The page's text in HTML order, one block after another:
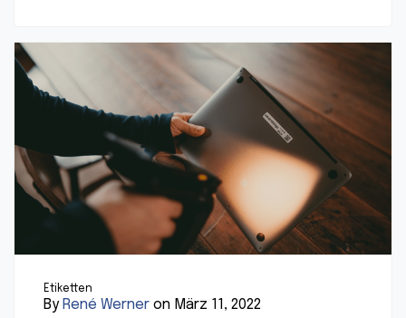
Etiketten
By René Werner on März 11, 2022